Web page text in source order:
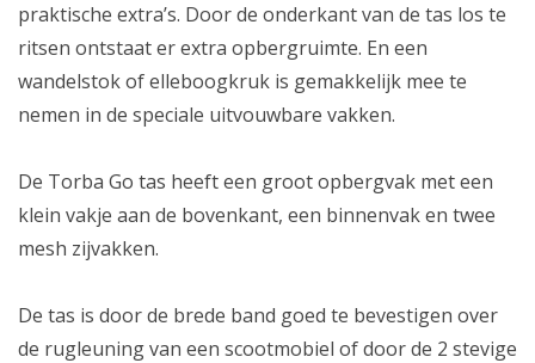
praktische extra’s. Door de onderkant van de tas los te
ritsen ontstaat er extra opbergruimte. En een
wandelstok of elleboogkruk is gemakkelijk mee te
nemen in de speciale uitvouwbare vakken.
De Torba Go tas heeft een groot opbergvak met een
klein vakje aan de bovenkant, een binnenvak en twee
mesh zijvakken.
De tas is door de brede band goed te bevestigen over
de rugleuning van een scootmobiel of door de 2 stevige